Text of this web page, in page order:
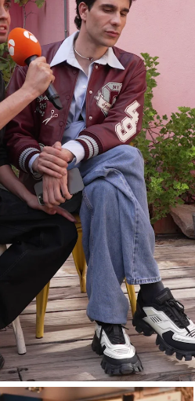
WhatsappFacebook
X
antes de su paso
que “es muy majo,
Para Ambrossi, “el
algo que me ha